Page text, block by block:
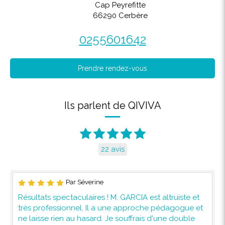
Cap Peyrefitte
66290 Cerbère
0255601642
Prendre rendez-vous
Ils parlent de QIVIVA
22 avis
Par Séverine
Résultats spectaculaires ! M. GARCIA est altruiste et
très professionnel. Il a une approche pédagogue et
ne laisse rien au hasard. Je souffrais d'une double